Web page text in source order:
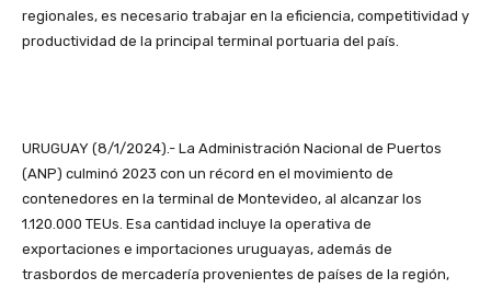
regionales, es necesario trabajar en la eficiencia, competitividad y
productividad de la principal terminal portuaria del país.
URUGUAY (8/1/2024).- La Administración Nacional de Puertos
(ANP) culminó 2023 con un récord en el movimiento de
contenedores en la terminal de Montevideo, al alcanzar los
1.120.000 TEUs. Esa cantidad incluye la operativa de
exportaciones e importaciones uruguayas, además de
trasbordos de mercadería provenientes de países de la región,